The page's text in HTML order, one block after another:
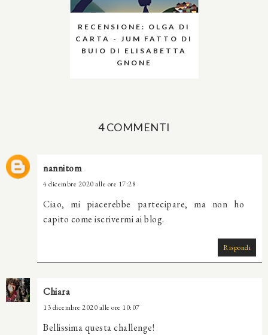
RECENSIONE: OLGA DI
CARTA - JUM FATTO DI
BUIO DI ELISABETTA
GNONE
4 COMMENTI
nannitom
4 dicembre 2020 alle ore 17:28
Ciao, mi piacerebbe partecipare, ma non ho
capito come iscrivermi ai blog.
Rispondi
Chiara
13 dicembre 2020 alle ore 10:07
Bellissima questa challenge!